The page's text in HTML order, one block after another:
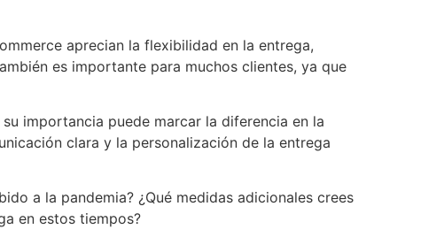
aprecian la flexibilidad en la entrega,
es importante para muchos clientes, ya que
importancia puede marcar la diferencia en la
clara y la personalización de la entrega
a la pandemia? ¿Qué medidas adicionales crees
en estos tiempos?